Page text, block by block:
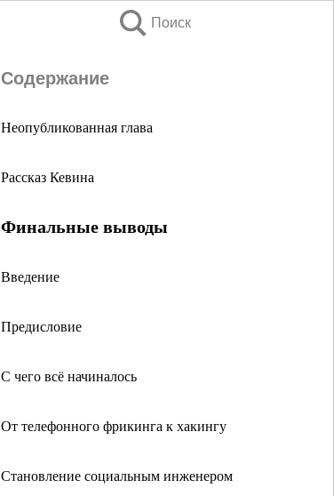
Поиск
Содержание
Неопубликованная глава
Рассказ Кевина
Финальные выводы
Введение
Предисловие
С чего всё начиналось
От телефонного фрикинга к хакингу
Становление социальным инженером